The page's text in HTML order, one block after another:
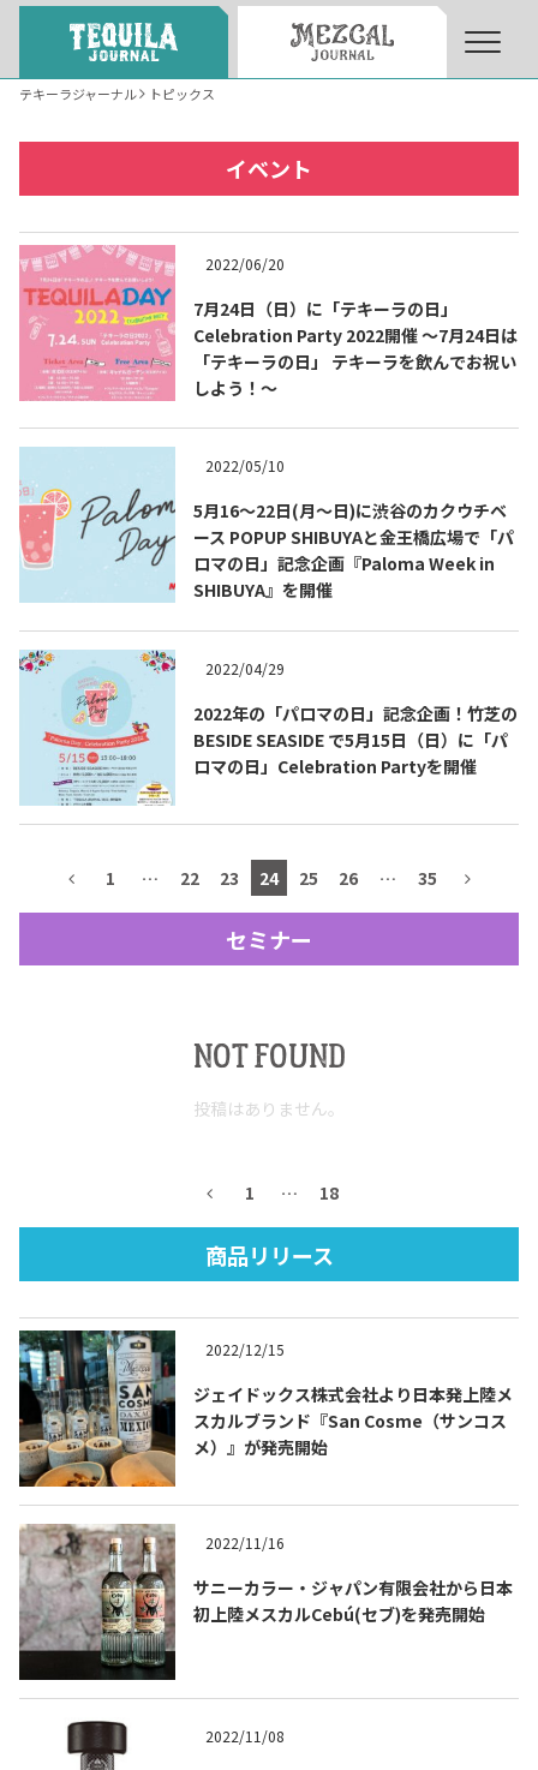
テキーラのつくり方 How to Make Tequila
テキーラマーケット
テキーラの飲み方
メキシコ料理
メキシコ旅行 Travel of Mexico
バー＆レストラン
Bar & Restaurant
TEQUILA JOURNAL
テキーラジャーナル トピックス
イベント
2022/06/20
7月24日（日）に「テキーラの日」
Celebration Party 2022開催 ～7月24日は
「テキーラの日」 テキーラを飲んでお祝い
しよう！～
2022/05/10
5月16〜22日(月〜日)に渋谷のカクウチベ
ース POPUP SHIBUYAと金王橋広場で「パ
ロマの日」記念企画『Paloma Week in
SHIBUYA』を開催
2022/04/29
2022年の「パロマの日」記念企画！竹芝の
BESIDE SEASIDE で5月15日（日）に「パ
ロマの日」Celebration Partyを開催
1 … 22 23 24 25 26 … 35
セミナー
NOT FOUND
投稿はありません。
1 … 18
商品リリース
2022/12/15
ジェイドックス株式会社より日本発上陸メ
スカルブランド『San Cosme（サンコス
メ）』が発売開始
2022/11/16
サニーカラー・ジャパン有限会社から日本
初上陸メスカルCebú(セブ)を発売開始
2022/11/08